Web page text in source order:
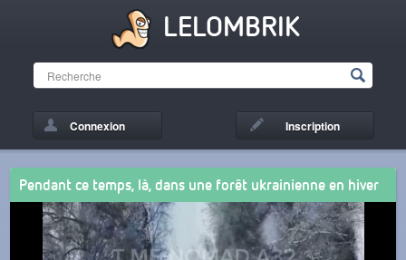
LELOMBRIK
Connexion Inscription
Pendant ce temps, là, dans une forêt ukrainienne en hiver